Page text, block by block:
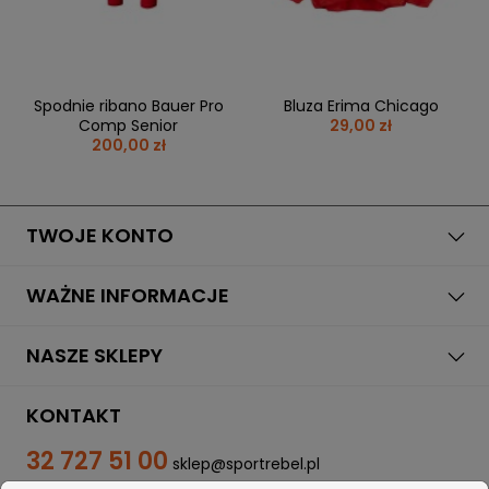
Spodnie ribano Bauer Pro
Comp Senior
200,00 zł
Bluza Erima Chicago
29,00 zł
TWOJE KONTO
WAŻNE INFORMACJE
NASZE SKLEPY
KONTAKT
32 727 51 00 sklep@sportrebel.pl